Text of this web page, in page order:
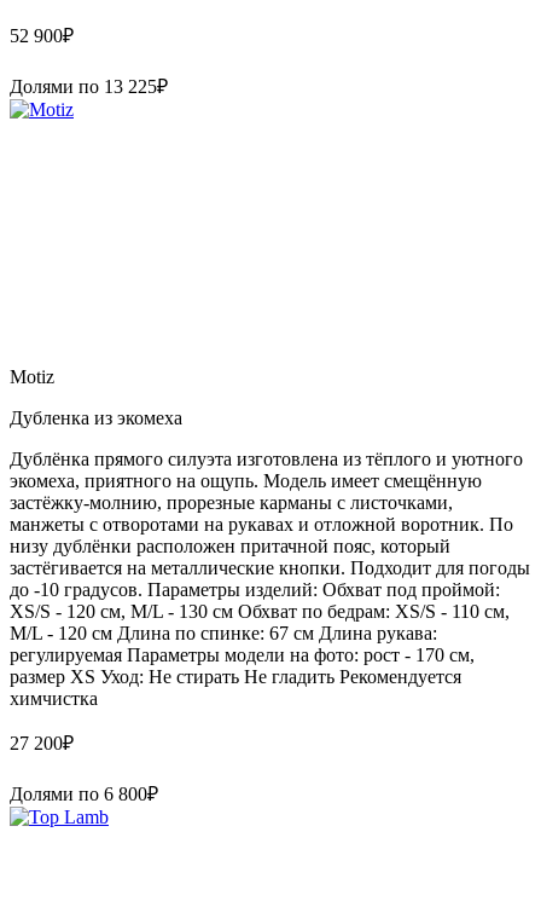
52 900₽
Долями по 13 225₽
Motiz
Дубленка из экомеха
Дублёнка прямого силуэта изготовлена из тёплого и уютного
экомеха, приятного на ощупь. Модель имеет смещённую
застёжку-молнию, прорезные карманы с листочками,
манжеты с отворотами на рукавах и отложной воротник. По
низу дублёнки расположен притачной пояс, который
застёгивается на металлические кнопки. Подходит для погоды
до -10 градусов. Параметры изделий: Обхват под проймой:
XS/S - 120 см, M/L - 130 см Обхват по бедрам: XS/S - 110 см,
M/L - 120 см Длина по спинке: 67 см Длина рукава:
регулируемая Параметры модели на фото: рост - 170 см,
размер XS Уход: Не стирать Не гладить Рекомендуется
химчистка
27 200₽
Долями по 6 800₽